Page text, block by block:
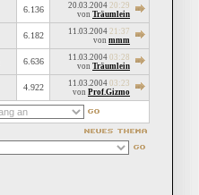
6.136 20.03.2004 20:29
von Träumlein
6.182 11.03.2004 21:37
von mmm
6.636 11.03.2004 03:28
von Träumlein
4.922 11.03.2004 03:23
von Prof.Gizmo